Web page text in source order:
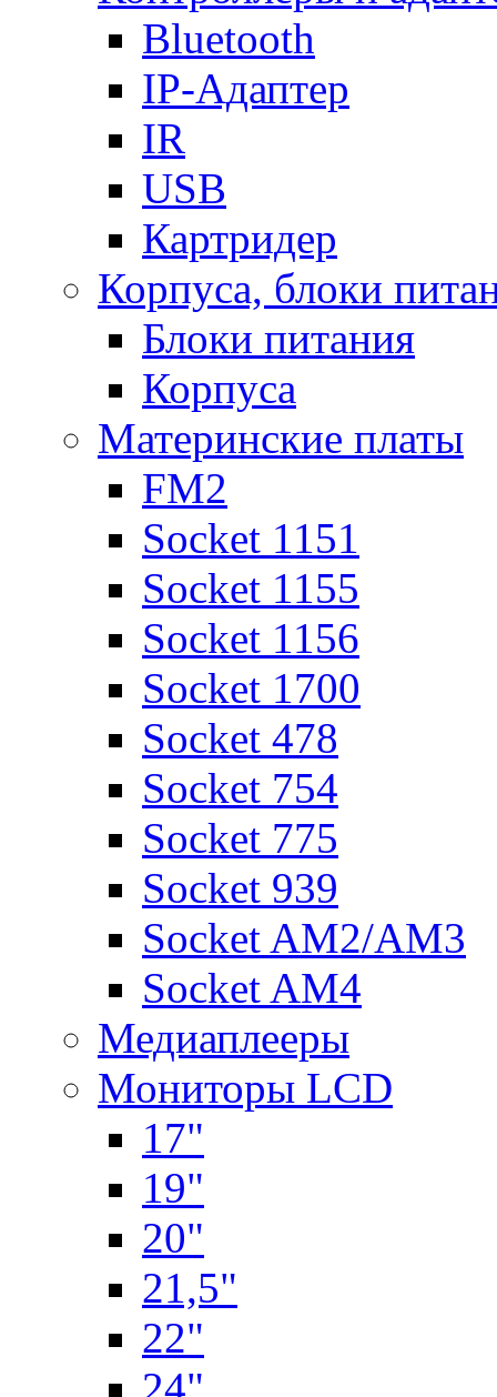
Bluetooth
IP-Адаптер
IR
USB
Картридер
Корпуса, блоки
Блоки питания
Корпуса
Материнские платы
FM2
Socket 1151
Socket 1155
Socket 1156
Socket 1700
Socket 478
Socket 754
Socket 775
Socket 939
Socket AM2/AM3
Socket AM4
Медиаплееры
Мониторы LCD
17"
19"
20"
21,5"
22"
24"